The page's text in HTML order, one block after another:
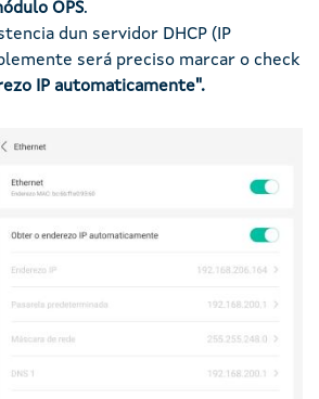
OPS.
dun servidor DHCP (IP
será preciso marcar o check
IP automaticamente".